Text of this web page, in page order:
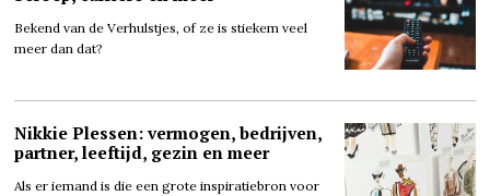
Bekend van de Verhulstjes, of ze is stiekem veel
meer dan dat?
Nikkie Plessen: vermogen, bedrijven,
partner, leeftijd, gezin en meer
Als er iemand is die een grote inspiratiebron voor